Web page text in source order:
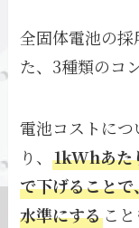
全固体電池の
た、3種類のコ
電池コストに
り、1kWhあた
で下げること
水準にするこ